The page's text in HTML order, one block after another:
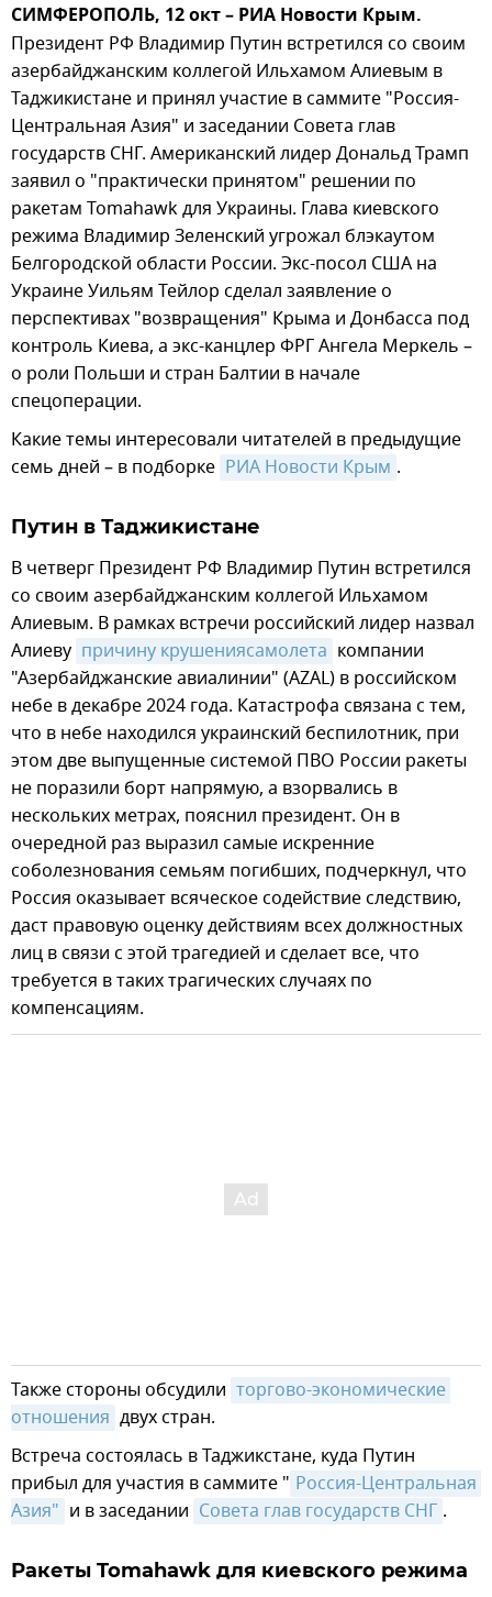
СИМФЕРОПОЛЬ, 12 окт – РИА Новости Крым.
Президент РФ Владимир Путин встретился со своим
азербайджанским коллегой Ильхамом Алиевым в
Таджикистане и принял участие в саммите "Россия-
Центральная Азия" и заседании Совета глав
государств СНГ. Американский лидер Дональд Трамп
заявил о "практически принятом" решении по
ракетам Tomahawk для Украины. Глава киевского
режима Владимир Зеленский угрожал блэкаутом
Белгородской области России. Экс-посол США на
Украине Уильям Тейлор сделал заявление о
перспективах "возвращения" Крыма и Донбасса под
контроль Киева, а экс-канцлер ФРГ Ангела Меркель –
о роли Польши и стран Балтии в начале
спецоперации.
Какие темы интересовали читателей в предыдущие
семь дней – в подборке РИА Новости Крым .
Путин в Таджикистане
В четверг Президент РФ Владимир Путин встретился
со своим азербайджанским коллегой Ильхамом
Алиевым. В рамках встречи российский лидер назвал
Алиеву причину крушениясамолета компании
"Азербайджанские авиалинии" (AZAL) в российском
небе в декабре 2024 года. Катастрофа связана с тем,
что в небе находился украинский беспилотник, при
этом две выпущенные системой ПВО России ракеты
не поразили борт напрямую, а взорвались в
нескольких метрах, пояснил президент. Он в
очередной раз выразил самые искренние
соболезнования семьям погибших, подчеркнул, что
Россия оказывает всяческое содействие следствию,
даст правовую оценку действиям всех должностных
лиц в связи с этой трагедией и сделает все, что
требуется в таких трагических случаях по
компенсациям.
Также стороны обсудили торгово-экономические
отношения двух стран.
Встреча состоялась в Таджикстане, куда Путин
прибыл для участия в саммите " Россия-Центральная
Азия" и в заседании Совета глав государств СНГ .
Ракеты Tomahawk для киевского режима